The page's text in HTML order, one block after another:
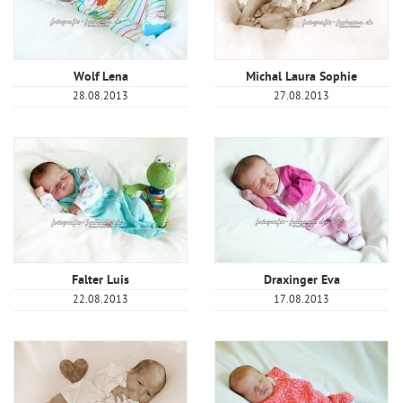
Wolf Lena
28.08.2013
Michal Laura Sophie
27.08.2013
Falter Luis
22.08.2013
Draxinger Eva
17.08.2013